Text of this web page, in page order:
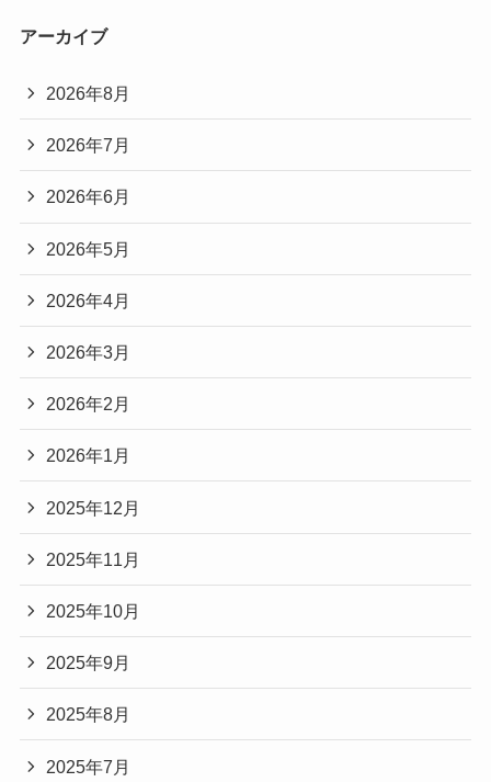
アーカイブ
2026年8月
2026年7月
2026年6月
2026年5月
2026年4月
2026年3月
2026年2月
2026年1月
2025年12月
2025年11月
2025年10月
2025年9月
2025年8月
2025年7月